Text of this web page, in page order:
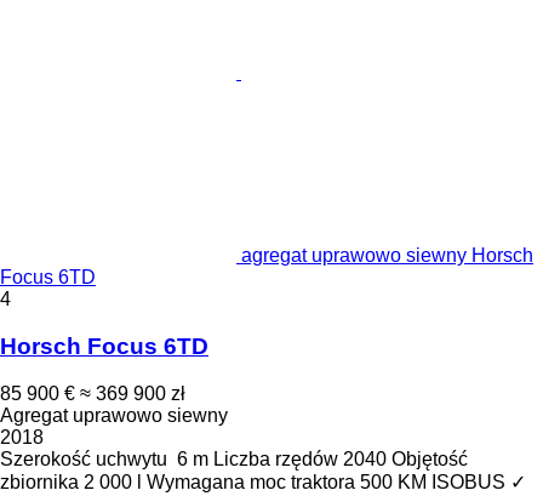
agregat uprawowo siewny Horsch
Focus 6TD
4
Horsch Focus 6TD
85 900 € ≈ 369 900 zł
Agregat uprawowo siewny
2018
Szerokość uchwytu 6 m Liczba rzędów 2040 Objętość
zbiornika 2 000 l Wymagana moc traktora 500 KM ISOBUS ✓